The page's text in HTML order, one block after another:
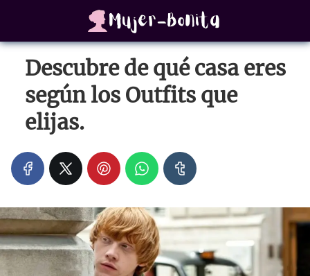
Descubre de qué casa eres
según los Outfits que
elijas.